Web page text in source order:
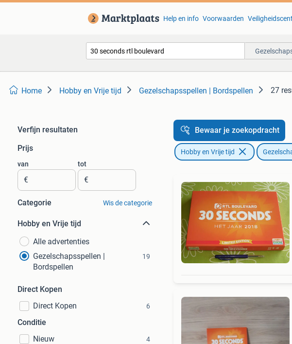
Help en info Voorwaarden
Home Hobby en Vrije tijd Gezelschapsspellen | Bordspellen 27
Verfijn resultaten
Prijs
van
€
tot
€
Categorie Wis de categorie
Hobby en Vrije tijd
Alle advertenties
Gezelschapsspellen |
Bordspellen
19
Direct Kopen
Direct Kopen
6
Conditie
Nieuw
4
Bewaar je zoekopdracht
Hobby en Vrije tijd